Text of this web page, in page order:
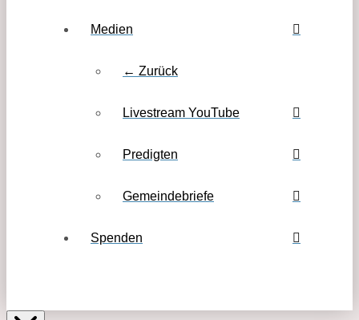
Medien
← Zurück
Livestream YouTube
Predigten
Gemeindebriefe
Spenden